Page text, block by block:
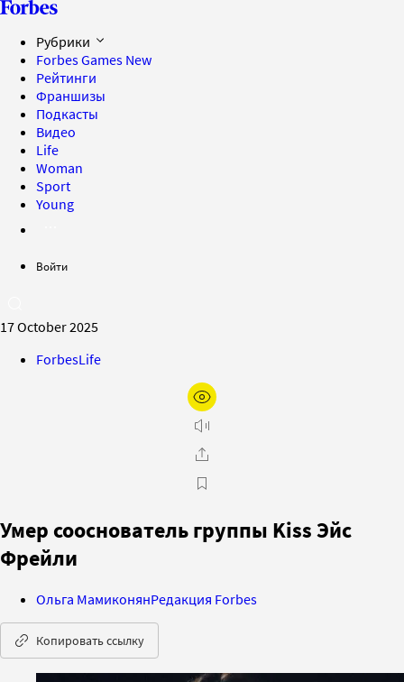
Рубрики
Forbes Games New
Рейтинги
Франшизы
Подкасты
Видео
Life
Woman
Sport
Young
Войти
17 October 2025
ForbesLife
Умер сооснователь группы Kiss Эйс
Фрейли
Ольга МамиконянРедакция Forbes
Копировать ссылку